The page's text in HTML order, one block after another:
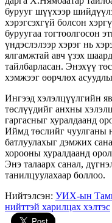
бурууг шүүхээр
хэрэгсэхгүй болсон
буруугаа тогтоолгосон
үндэслэлээр хэрэг нь
ялгамжтай авч үзэх
тайлбарласан. Энэхүү
хэмжээг өөрчлөх
Ингээд хэлэлцүүлгийн
төслүүдийг анхны
гаргасныг хуралдаанд
Иймд төслийг чуулганы
батлуулахыг дэмжих
хорооны хуралдаанд
Энэ талаарх санал,
танилцуулахаар боллоо.
Нийтэлсэн: УИХ-ын
нийттэй харилцах хэлтэс